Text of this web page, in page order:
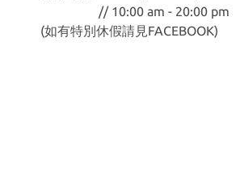
// 10:00 am - 20:00 pm
(如有特別休假請見FACEBOOK)